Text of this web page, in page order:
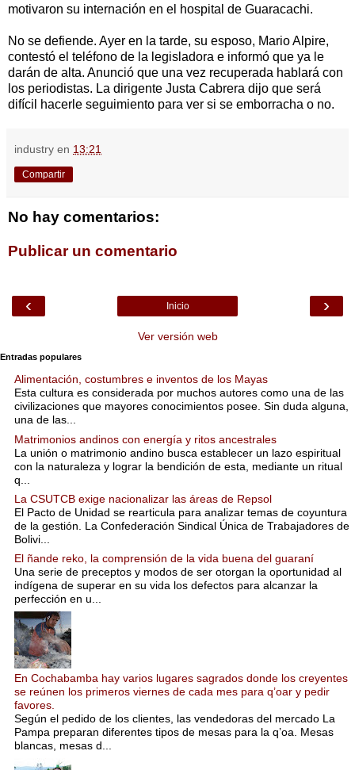
motivaron su internación en el hospital de Guaracachi.
No se defiende. Ayer en la tarde, su esposo, Mario Alpire,
contestó el teléfono de la legisladora e informó que ya le
darán de alta. Anunció que una vez recuperada hablará con
los periodistas. La dirigente Justa Cabrera dijo que será
difícil hacerle seguimiento para ver si se emborracha o no.
industry en 13:21
Compartir
No hay comentarios:
Publicar un comentario
‹ ›
Inicio
Ver versión web
Entradas populares
Alimentación, costumbres e inventos de los Mayas
Esta cultura es considerada por muchos autores como una de las
civilizaciones que mayores conocimientos posee. Sin duda alguna,
una de las...
Matrimonios andinos con energía y ritos ancestrales
La unión o matrimonio andino busca establecer un lazo espiritual
con la naturaleza y lograr la bendición de esta, mediante un ritual
q...
La CSUTCB exige nacionalizar las áreas de Repsol
El Pacto de Unidad se rearticula para analizar temas de coyuntura
de la gestión. La Confederación Sindical Única de Trabajadores de
Bolivi...
El ñande reko, la comprensión de la vida buena del guaraní
Una serie de preceptos y modos de ser otorgan la oportunidad al
indígena de superar en su vida los defectos para alcanzar la
perfección en u...
En Cochabamba hay varios lugares sagrados donde los creyentes
se reúnen los primeros viernes de cada mes para q’oar y pedir
favores.
Según el pedido de los clientes, las vendedoras del mercado La
Pampa preparan diferentes tipos de mesas para la q’oa. Mesas
blancas, mesas d...